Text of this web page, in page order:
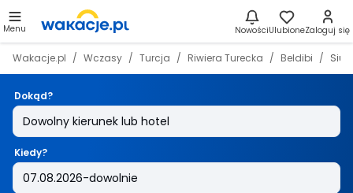
Menu NowościUlubioneZaloguj się
Wakacje.pl Wczasy Turcja Riwiera Turecka Beldibi Siu
Dokąd?
Kiedy?